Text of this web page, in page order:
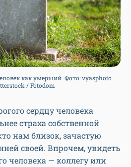
как умерший. Фото: vyasphoto
/ Fotodom
сердцу человека
страха собственной
нам близок, зачастую
своей. Впрочем, увидеть
человека — коллегу или